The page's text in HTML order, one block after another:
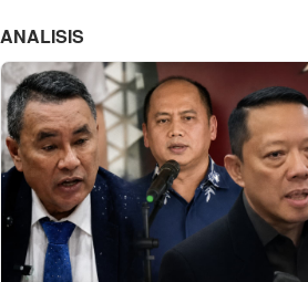
ANALISIS